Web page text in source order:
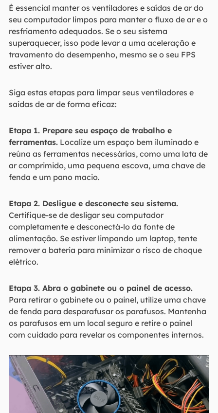
É essencial manter os ventiladores e saídas de ar do
seu computador limpos para manter o fluxo de ar e o
resfriamento adequados. Se o seu sistema
superaquecer, isso pode levar a uma aceleração e
travamento do desempenho, mesmo se o seu FPS
estiver alto.
Siga estas etapas para limpar seus ventiladores e
saídas de ar de forma eficaz:
Etapa 1. Prepare seu espaço de trabalho e
ferramentas.Localize um espaço bem iluminado e
reúna as ferramentas necessárias, como uma lata de
ar comprimido, uma pequena escova, uma chave de
fenda e um pano macio.
Etapa 2. Desligue e desconecte seu sistema.
Certifique-se de desligar seu computador
completamente e desconectá-lo da fonte de
alimentação. Se estiver limpando um laptop, tente
remover a bateria para minimizar o risco de choque
elétrico.
Etapa 3. Abra o gabinete ou o painel de acesso.
Para retirar o gabinete ou o painel, utilize uma chave
de fenda para desparafusar os parafusos. Mantenha
os parafusos em um local seguro e retire o painel
com cuidado para revelar os componentes internos.